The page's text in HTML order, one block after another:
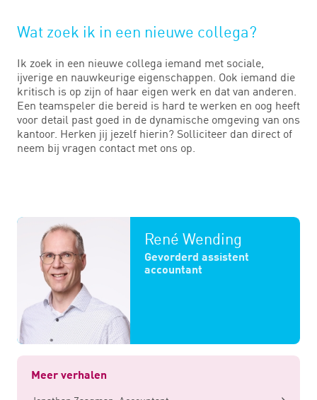
Wat zoek ik in een nieuwe collega?
Ik zoek in een nieuwe collega iemand met sociale,
ijverige en nauwkeurige eigenschappen. Ook iemand die
kritisch is op zijn of haar eigen werk en dat van anderen.
Een teamspeler die bereid is hard te werken en oog heeft
voor detail past goed in de dynamische omgeving van ons
kantoor. Herken jij jezelf hierin? Solliciteer dan direct of
neem bij vragen contact met ons op.
René Wending
Gevorderd assistent
accountant
Meer verhalen